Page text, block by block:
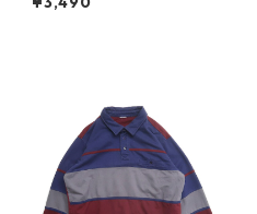
表記：XL gd409055n w60